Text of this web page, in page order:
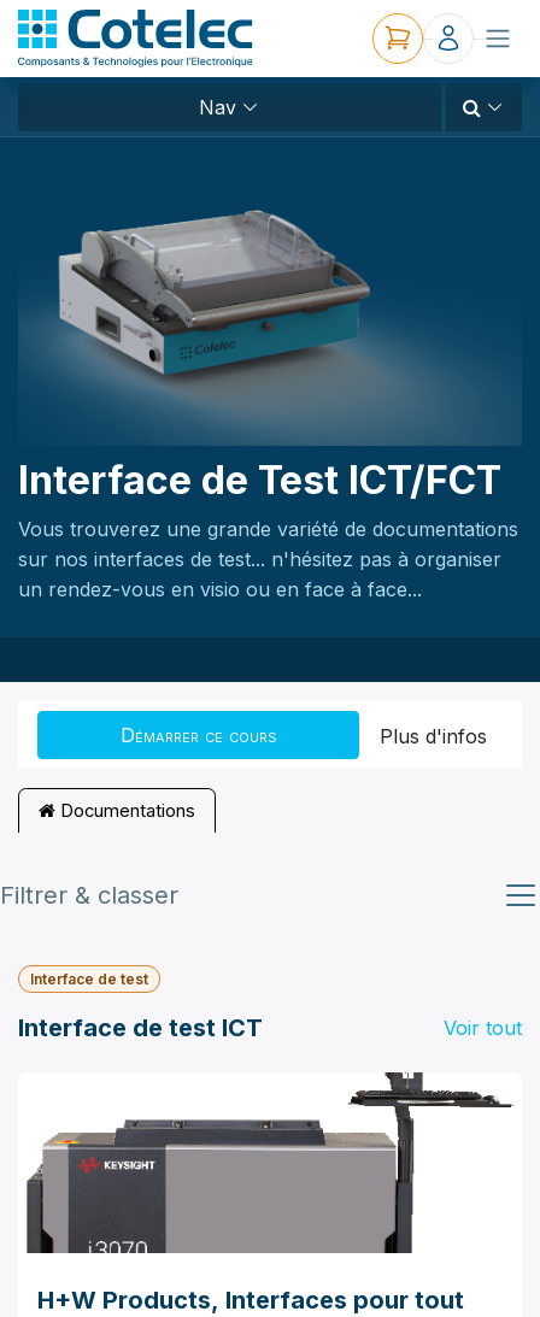
Nav
Interface de Test ICT/FCT
Vous trouverez une grande variété de documentations
sur nos interfaces de test... n'hésitez pas à organiser
un rendez-vous en visio ou en face à face...
Démarrer ce cours Plus d'infos
Documentations
Filtrer & classer
Interface de test
Interface de test ICT Voir tout
H+W Products, Interfaces pour tout